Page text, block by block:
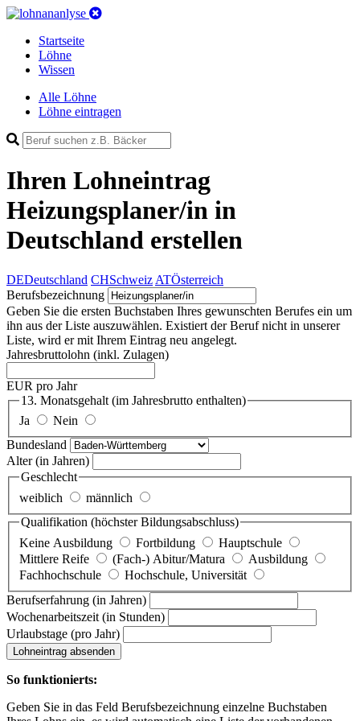
Startseite
Löhne
Wissen
Alle Löhne
Löhne eintragen
Ihren Lohneintrag
Heizungsplaner/in in
Deutschland erstellen
DEDeutschland CHSchweiz ATÖsterreich
Berufsbezeichnung
Geben Sie die ersten Buchstaben Ihres gewunschten Berufes ein um
ihn aus der Liste auszuwählen. Existiert der Beruf nicht in unserer
Liste, wird er mit Ihrem Eintrag neu angelegt.
Jahresbruttolohn (inkl. Zulagen)
EUR pro Jahr
13. Monatsgehalt (im Jahresbrutto enthalten)
Ja
Nein
Bundesland
Alter(in Jahren)
Geschlecht
weiblich
männlich
Qualifikation (höchster Bildungsabschluss)
Keine Ausbildung
Fortbildung
Hauptschule
Mittlere Reife
(Fach-) Abitur/Matura
Ausbildung
Fachhochschule
Hochschule, Universität
Berufserfahrung (in Jahren)
Wochenarbeitszeit (in Stunden)
Urlaubstage (pro Jahr)
Lohneintrag absenden
So funktionierts:
Geben Sie in das Feld Berufsbezeichnung einzelne Buchstaben